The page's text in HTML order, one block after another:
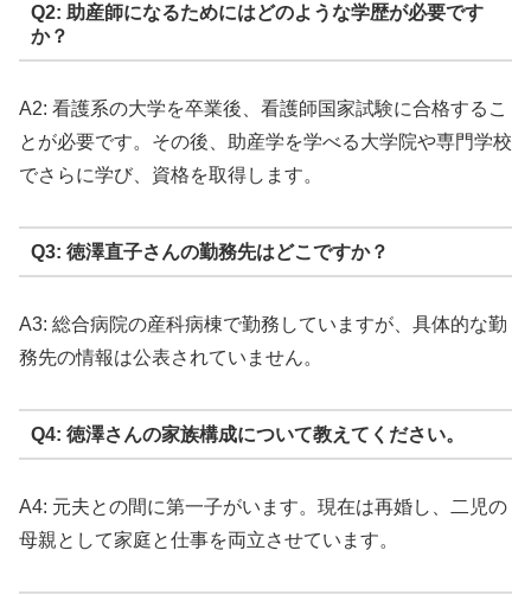
Q2: 助産師になるためにはどのような学歴が必要です
か？
A2: 看護系の大学を卒業後、看護師国家試験に合格するこ
とが必要です。その後、助産学を学べる大学院や専門学校
でさらに学び、資格を取得します。
Q3: 徳澤直子さんの勤務先はどこですか？
A3: 総合病院の産科病棟で勤務していますが、具体的な勤
務先の情報は公表されていません。
Q4: 徳澤さんの家族構成について教えてください。
A4: 元夫との間に第一子がいます。現在は再婚し、二児の
母親として家庭と仕事を両立させています。